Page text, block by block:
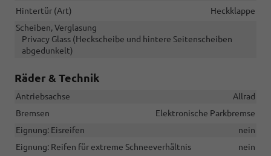
Hintertür (Art)
Heckklappe
Scheiben, Verglasung
Privacy Glass (Heckscheibe und hintere Seitenscheiben
abgedunkelt)
Räder & Technik
Antriebsachse
Allrad
Bremsen
Elektronische Parkbremse
Eignung: Eisreifen
nein
Eignung: Reifen für extreme Schneeverhältnis
nein